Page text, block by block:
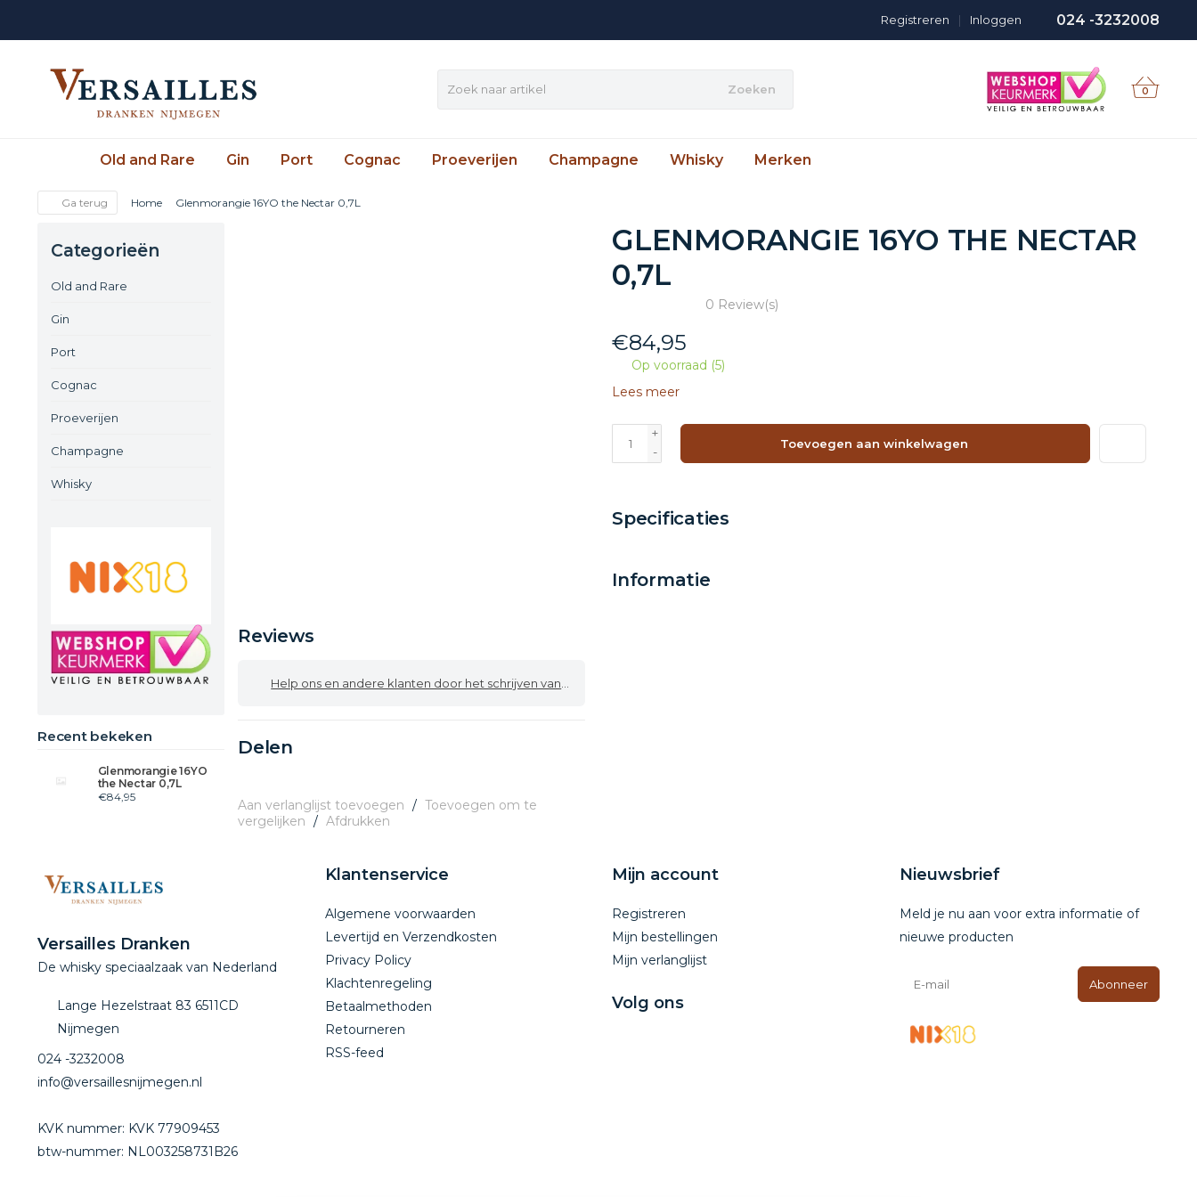
024 -3232008
Inloggen
|
Registreren
Zoeken 0
Old and Rare Gin Port Cognac Proeverijen Champagne Whisky Merken
Ga terug Home Glenmorangie 16YO the Nectar 0,7L
Categorieën
Old and Rare
Gin
Port
Cognac
Proeverijen
Champagne
Whisky
Recent bekeken
Glenmorangie 16YO
the Nectar 0,7L
€84,95
Reviews
Help ons en andere klanten door het schrijven van een review
Delen
Aan verlanglijst toevoegen / Toevoegen om te
vergelijken / Afdrukken
GLENMORANGIE 16YO THE NECTAR
0,7L
0 Review(s)
€84,95
Op voorraad (5)
Lees meer
+
-
Toevoegen aan winkelwagen
Specificaties
Informatie
Versailles Dranken
De whisky speciaalzaak van Nederland
Lange Hezelstraat 83 6511CD
Nijmegen
024 -3232008
info@versaillesnijmegen.nl
KVK nummer: KVK 77909453
btw-nummer: NL003258731B26
Klantenservice
Algemene voorwaarden
Levertijd en Verzendkosten
Privacy Policy
Klachtenregeling
Betaalmethoden
Retourneren
RSS-feed
Mijn account
Registreren
Mijn bestellingen
Mijn verlanglijst
Volg ons
Nieuwsbrief
Meld je nu aan voor extra informatie of
nieuwe producten
Abonneer